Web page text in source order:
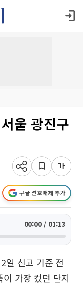
울 광진구
구글 선호매체 추가
00:00 / 01:13
일 신고 기준 전
가장 컸던 단지